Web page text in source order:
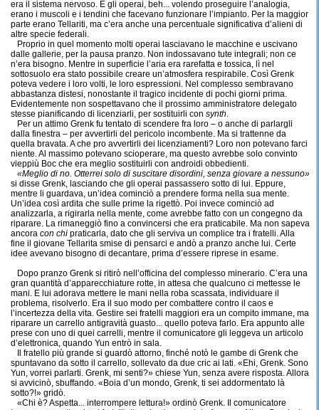
era il sistema nervoso. E gli operai, beh... volendo proseguire l’analogia,
erano i muscoli e i tendini che facevano funzionare l’impianto. Per la maggior
parte erano Tellariti, ma c’era anche una percentuale significativa d’alieni di
altre specie federali.
Proprio in quel momento molti operai lasciavano le macchine e uscivano
dalle gallerie, per la pausa pranzo. Non indossavano tute integrali; non ce
n’era bisogno. Mentre in superficie l’aria era rarefatta e tossica, lì nel
sottosuolo era stato possibile creare un’atmosfera respirabile. Così Grenk
poteva vedere i loro volti, le loro espressioni. Nel complesso sembravano
abbastanza distesi, nonostante il tragico incidente di pochi giorni prima.
Evidentemente non sospettavano che il prossimo amministratore delegato
stesse pianificando di licenziarli, per sostituirli con synth.
Per un attimo Grenk fu tentato di scendere fra loro – o anche di parlargli
dalla finestra – per avvertirli del pericolo incombente. Ma si trattenne da
quella bravata. A che pro avvertirli dei licenziamenti? Loro non potevano farci
niente. Al massimo potevano scioperare, ma questo avrebbe solo convinto
vieppiù Boc che era meglio sostituirli con androidi obbedienti.
«Meglio di no. Otterrei solo di suscitare disordini, senza giovare a nessuno»
si disse Grenk, lasciando che gli operai passassero sotto di lui. Eppure,
mentre li guardava, un’idea cominciò a prendere forma nella sua mente.
Un’idea così ardita che sulle prime la rigettò. Poi invece cominciò ad
analizzarla, a rigirarla nella mente, come avrebbe fatto con un congegno da
riparare. La rimaneggiò fino a convincersi che era praticabile. Ma non sapeva
ancora con chi praticarla, dato che gli serviva un complice tra i fratelli. Alla
fine il giovane Tellarita smise di pensarci e andò a pranzo anche lui. Certe
idee avevano bisogno di decantare, prima d’essere riprese in esame.
Dopo pranzo Grenk si ritirò nell’officina del complesso minerario. C’era una
gran quantità d’apparecchiature rotte, in attesa che qualcuno ci mettesse le
mani. E lui adorava mettere le mani nella roba scassata, individuare il
problema, risolverlo. Era il suo modo per combattere contro il caos e
l’incertezza della vita. Gestire sei fratelli maggiori era un compito immane, ma
riparare un carrello antigravità guasto... quello poteva farlo. Era appunto alle
prese con uno di quei carrelli, mentre il comunicatore gli leggeva un articolo
d’elettronica, quando Yun entrò in sala.
Il fratello più grande si guardò attorno, finché notò le gambe di Grenk che
spuntavano da sotto il carrello, sollevato da due cric ai lati. «Ehi, Grenk. Sono
Yun, vorrei parlarti. Grenk, mi senti?» chiese Yun, senza avere risposta. Allora
si avvicinò, sbuffando. «Boia d’un mondo, Grenk, ti sei addormentato là
sotto?!» gridò.
«Chi è? Aspetta... interrompere lettura!» ordinò Grenk. Il comunicatore